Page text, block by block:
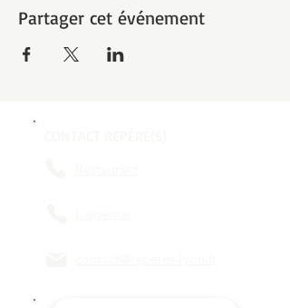
Partager cet événement